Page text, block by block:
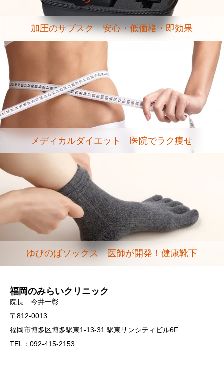
加圧のサブスク 安心・低価格・即効果
メディカルダイエット 医院でラク痩せ
ゆびのばソックス 医師が開発！健康靴下
福岡のみらいクリニック
院長 今井一彰
〒812-0013
福岡市博多区博多駅東1-13-31 駅東サンシティビル6F
TEL：092-415-2153